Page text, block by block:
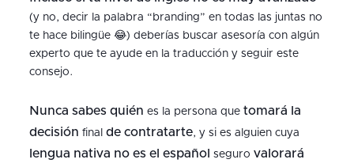
(y no, decir la palabra “branding” en todas las juntas no
te hace bilingüe 😂) deberías buscar asesoría con algún
experto que te ayude en la traducción y seguir este
consejo.
Nunca sabes quién es la persona que tomará la
decisión final de contratarte, y si es alguien cuya
lengua nativa no es el español seguro valorará